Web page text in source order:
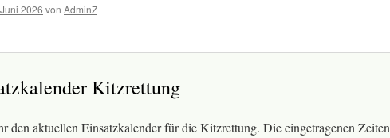
2026 von AdminZ
Kitzrettung
den aktuellen Einsatzkalender für die Kitzrettung. Die eingetragenen Zeiten